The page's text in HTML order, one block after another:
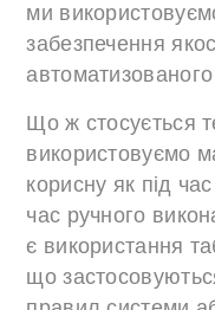
ми
забезпечення
Що ж стосується
використовуємо
корисну як під
час ручного
є використання
що